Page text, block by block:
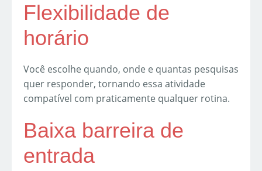
Flexibilidade de
horário
Você escolhe quando, onde e quantas pesquisas
quer responder, tornando essa atividade
compatível com praticamente qualquer rotina.
Baixa barreira de
entrada